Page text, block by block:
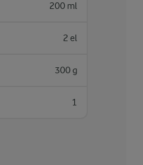
200 ml
2 el
300 g
1